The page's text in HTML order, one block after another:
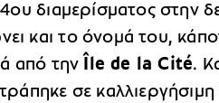
διαμερίσματος στην
και το όνομά του,
από την
Île de la Cité.
σε καλλιεργήσιμη